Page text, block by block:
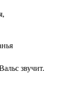
звучит.